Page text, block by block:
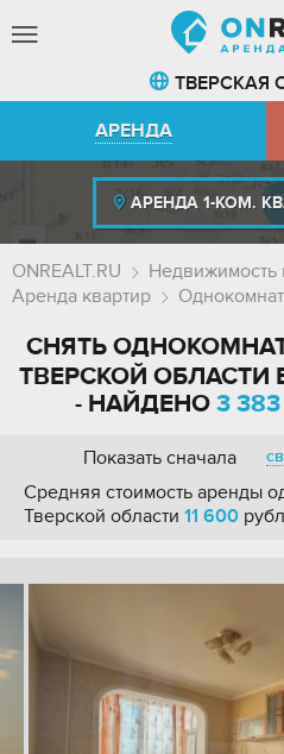
ТВЕРСКАЯ
АРЕНДА
АРЕНДА 1-КОМ.
ONREALT.RU
Недвижимость
Аренда квартир
СНЯТЬ
ТВЕРСКОЙ ОБЛАСТИ
- НАЙДЕНО 3 383
Показать сначала
Средняя стоимость аренды
Тверской области 11 600